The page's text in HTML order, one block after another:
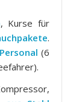
, Kurse für
.
(6